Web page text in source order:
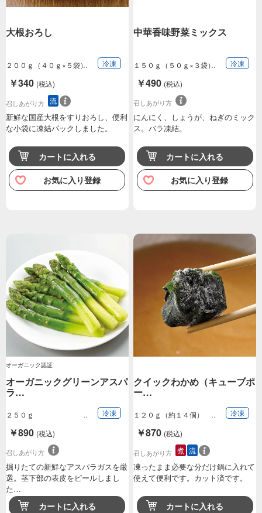
大根おろし
２００ｇ（４０ｇ×５袋） 冷凍
￥340 (税込)
召しあがり方 流
新鮮な国産大根をすりおろし、便利
な小袋に凍結パックしました。
カートに入れる
お気に入り登録
中華香味野菜ミックス
１５０ｇ（５０ｇ×３袋） 冷凍
￥490 (税込)
召しあがり方
にんにく、しょうが、ねぎのミック
ス。バラ凍結。
カートに入れる
お気に入り登録
オーガニック認証
オーガニックグリーンアスパ
ラ…
２５０ｇ 冷凍
￥890 (税込)
召しあがり方
掘りたての新鮮なアスパラガスを厳
選。茎下部の表皮をピールしまし
た…
カートに入れる
クイックわかめ（キューブポ
ー…
１２０ｇ（約１４個） 冷凍
￥870 (税込)
召しあがり方 煮 流
凍ったまま必要な分だけ鍋に入れて
使えて便利です。カット済です。
カートに入れる